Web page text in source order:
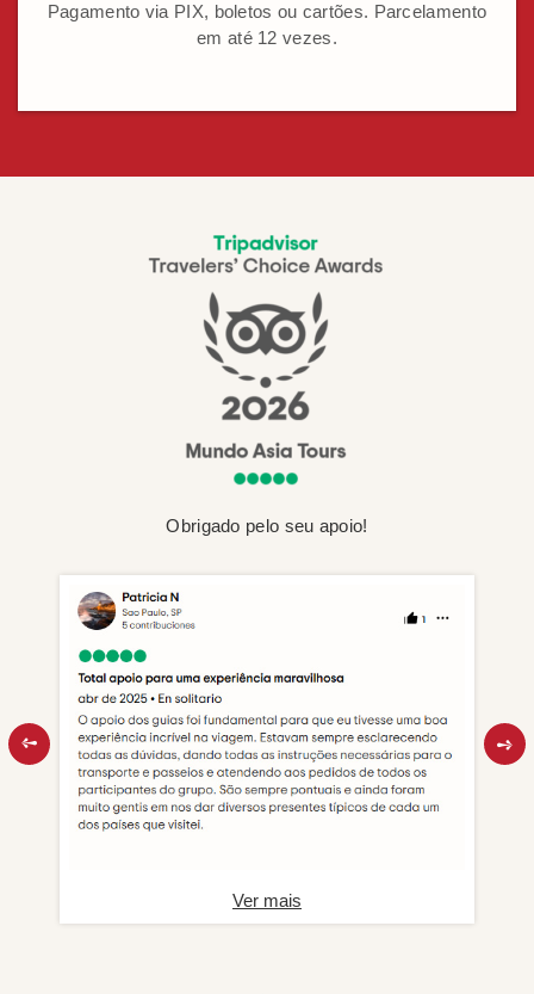
Pagamento via PIX, boletos ou cartões. Parcelamento
em até 12 vezes.
Obrigado pelo seu apoio!
Ver mais